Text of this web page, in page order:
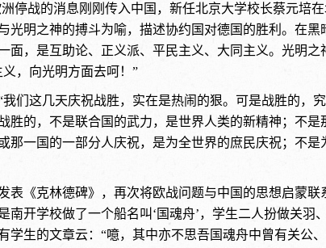
洲停战的消息刚刚传入中国，新任北京大学校长蔡元培
光明之神的搏斗为喻，描述协约国对德国的胜利。在黑
面，是互助论、正义派、平民主义、大同主义。光明
，向光明方面去呵！”
我们这几天庆祝战胜，实在是热闹的狠。可是战胜的，
胜的，不是联合国的武力，是世界人类的新精神；不是
那一国的一部分人庆祝，是为全世界的庶民庆祝；不
表《克林德碑》，再次将欧战问题与中国的思想启蒙
南开学校做了一个船名叫‘国魂舟’，学生二人扮做关羽
学生的文章云：“噫，其中亦不思吾国魂舟中曾有关公